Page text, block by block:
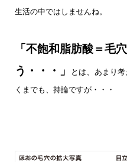
生活の中ではしませんね。
「不飽和脂肪酸＝毛
う・・・」
とは、 あまり考
くまでも、持論ですが・・・